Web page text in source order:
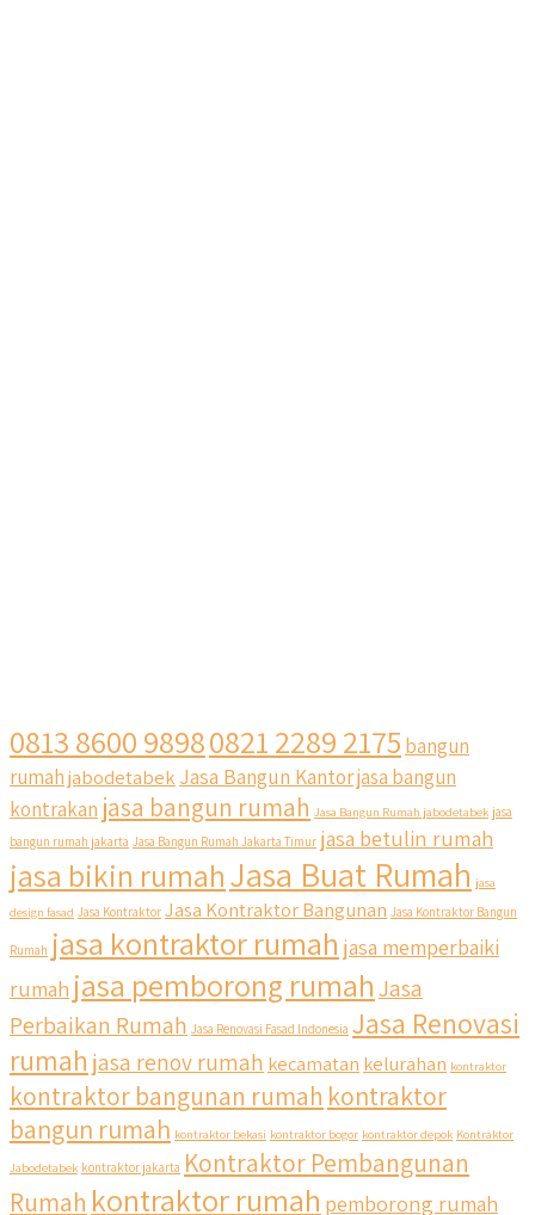
0813 8600 98980821 2289 2175 bangun
rumahjabodetabek Jasa Bangun Kantorjasa bangun
kontrakan jasa bangun rumah Jasa Bangun Rumah jabodetabek jasa
bangun rumah jakarta Jasa Bangun Rumah Jakarta Timur jasa betulin rumah
jasa bikin rumahJasa Buat Rumah jasa
design fasad Jasa Kontraktor Jasa Kontraktor Bangunan Jasa Kontraktor Bangun
Rumah jasa kontraktor rumah jasa memperbaiki
rumah jasa pemborong rumahJasa
Perbaikan Rumah Jasa Renovasi Fasad Indonesia Jasa Renovasi
rumah jasa renov rumah kecamatan kelurahan kontraktor
kontraktor bangunan rumah kontraktor
bangun rumah kontraktor bekasi kontraktor bogor kontraktor depok Kontraktor
Jabodetabek kontraktor jakarta Kontraktor Pembangunan
Rumah kontraktor rumah pemborong rumah